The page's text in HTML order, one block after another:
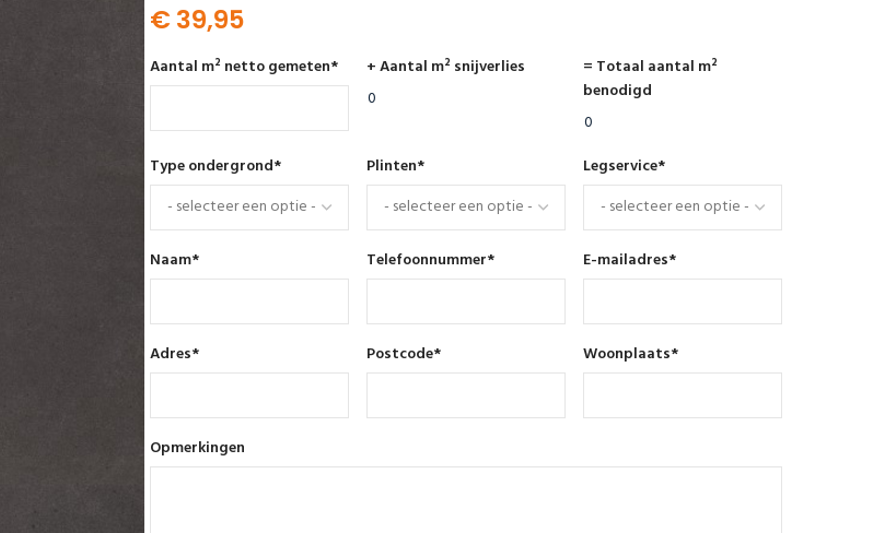
€39,95
Aantal m² netto gemeten* + Aantal m² snijverlies
= Totaal aantal m²
benodigd
Type ondergrond* Plinten* Legservice*
Naam* Telefoonnummer* E-mailadres*
Adres* Postcode* Woonplaats*
Opmerkingen